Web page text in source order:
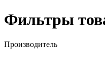
Фильтры
Производитель